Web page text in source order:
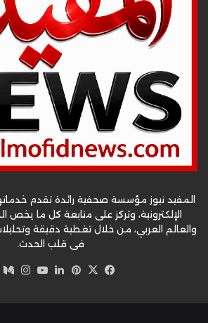
المفيد نيوز مؤسسة صحفية رائدة تقدم
الإلكترونية، وتركز على متابعة كل ما
والعالم العربي، من خلال تغطية دقيقة
في قلب الحدث.
فيسبوك
‫X بينتيريست
لينكدإن